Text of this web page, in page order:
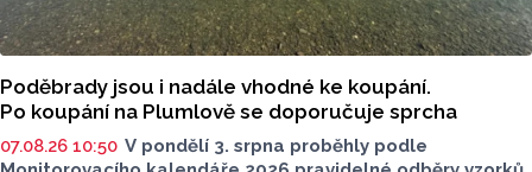
Poděbrady jsou i nadále vhodné ke koupání.
Po koupání na Plumlově se doporučuje sprcha
07.08.26 10:50 V pondělí 3. srpna proběhly podle